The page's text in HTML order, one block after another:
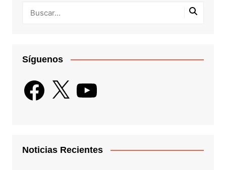
Síguenos
Facebook
X YouTube
Noticias Recientes